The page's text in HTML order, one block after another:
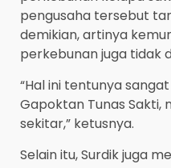
pengusaha tersebut
demikian, artinya
perkebunan juga tidak
“Hal ini tentunya
Gapoktan Tunas Sakti,
sekitar,” ketusnya.
Selain itu, Surdik juga